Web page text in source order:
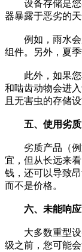
设备存储是您
器暴露于恶劣的
例如，雨水会
组件。另外，夏
此外，如果您
和啮齿动物会进
且无害虫的存储
五、使用劣质
劣质产品（例
宜，但从长远来
钱，还可以导致
而不是价格。
六、未能响应
大多数重型设
级之前，您可能